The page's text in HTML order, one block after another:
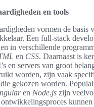
en tools
vormen de basis
Een full-stack
in verschillende
en CSS. Daarnaast is
en servers van groot
worden, zijn vaak
gekozen worden.
en Node.js zijn
kunnen